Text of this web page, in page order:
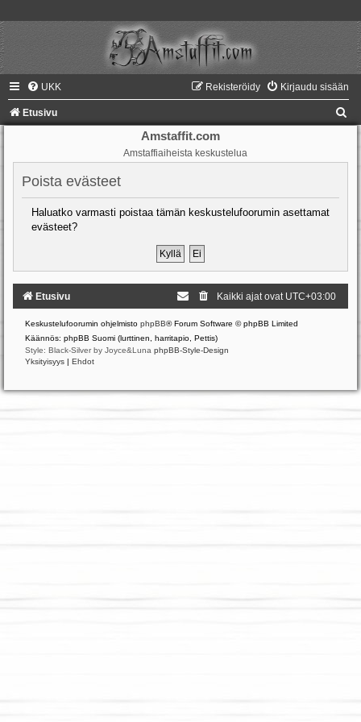
UKK Kirjaudu sisään
Rekisteröidy
Etusivu
Amstaffit.com
Amstaffiaiheista keskustelua
Poista evästeet
Haluatko varmasti poistaa tämän keskustelufoorumin asettamat
evästeet?
Etusivu Kaikki ajat ovat UTC+03:00
Keskustelufoorumin ohjelmisto phpBB® Forum Software © phpBB Limited
Käännös: phpBB Suomi (lurttinen, harritapio, Pettis)
Style: Black-Silver by Joyce&Luna phpBB-Style-Design
Yksityisyys | Ehdot